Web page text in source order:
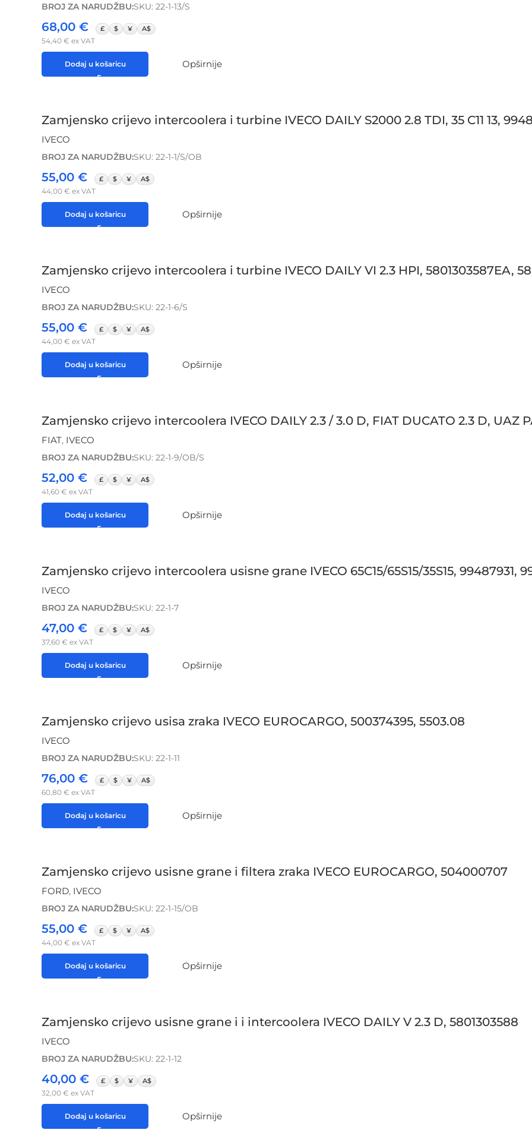
BROJ ZA NARUDŽBU:SKU: 22-1-13/S
68,00 € £ $ ¥ A$
54,40 € ex VAT
Dodaj u košaricu Opširnije
Zamjensko crijevo intercoolera i turbine IVECO DAILY S2000 2.8 TDI, 35 C11 13,
IVECO
BROJ ZA NARUDŽBU:SKU: 22-1-1/S/OB
55,00 € £ $ ¥ A$
44,00 € ex VAT
Dodaj u košaricu Opširnije
Zamjensko crijevo intercoolera i turbine IVECO DAILY VI 2.3 HPI, 5801303587EA,
IVECO
BROJ ZA NARUDŽBU:SKU: 22-1-6/S
55,00 € £ $ ¥ A$
44,00 € ex VAT
Dodaj u košaricu Opširnije
Zamjensko crijevo intercoolera IVECO DAILY 2.3 / 3.0 D, FIAT DUCATO 2.3 D, UAZ
FIAT, IVECO
BROJ ZA NARUDŽBU:SKU: 22-1-9/OB/S
52,00 € £ $ ¥ A$
41,60 € ex VAT
Dodaj u košaricu Opširnije
Zamjensko crijevo intercoolera usisne grane IVECO 65C15/65S15/35S15, 99487931,
IVECO
BROJ ZA NARUDŽBU:SKU: 22-1-7
47,00 € £ $ ¥ A$
37,60 € ex VAT
Dodaj u košaricu Opširnije
Zamjensko crijevo usisa zraka IVECO EUROCARGO, 500374395, 5503.08
IVECO
BROJ ZA NARUDŽBU:SKU: 22-1-11
76,00 € £ $ ¥ A$
60,80 € ex VAT
Dodaj u košaricu Opširnije
Zamjensko crijevo usisne grane i filtera zraka IVECO EUROCARGO, 504000707
FORD, IVECO
BROJ ZA NARUDŽBU:SKU: 22-1-15/OB
55,00 € £ $ ¥ A$
44,00 € ex VAT
Dodaj u košaricu Opširnije
Zamjensko crijevo usisne grane i i intercoolera IVECO DAILY V 2.3 D, 5801303588
IVECO
BROJ ZA NARUDŽBU:SKU: 22-1-12
40,00 € £ $ ¥ A$
32,00 € ex VAT
Dodaj u košaricu Opširnije